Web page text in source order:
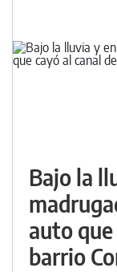
Bajo la
auto
barrio